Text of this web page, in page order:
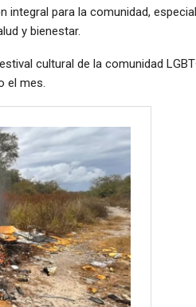
integral para la comunidad,
y bienestar.
cultural de la comunidad
el mes.